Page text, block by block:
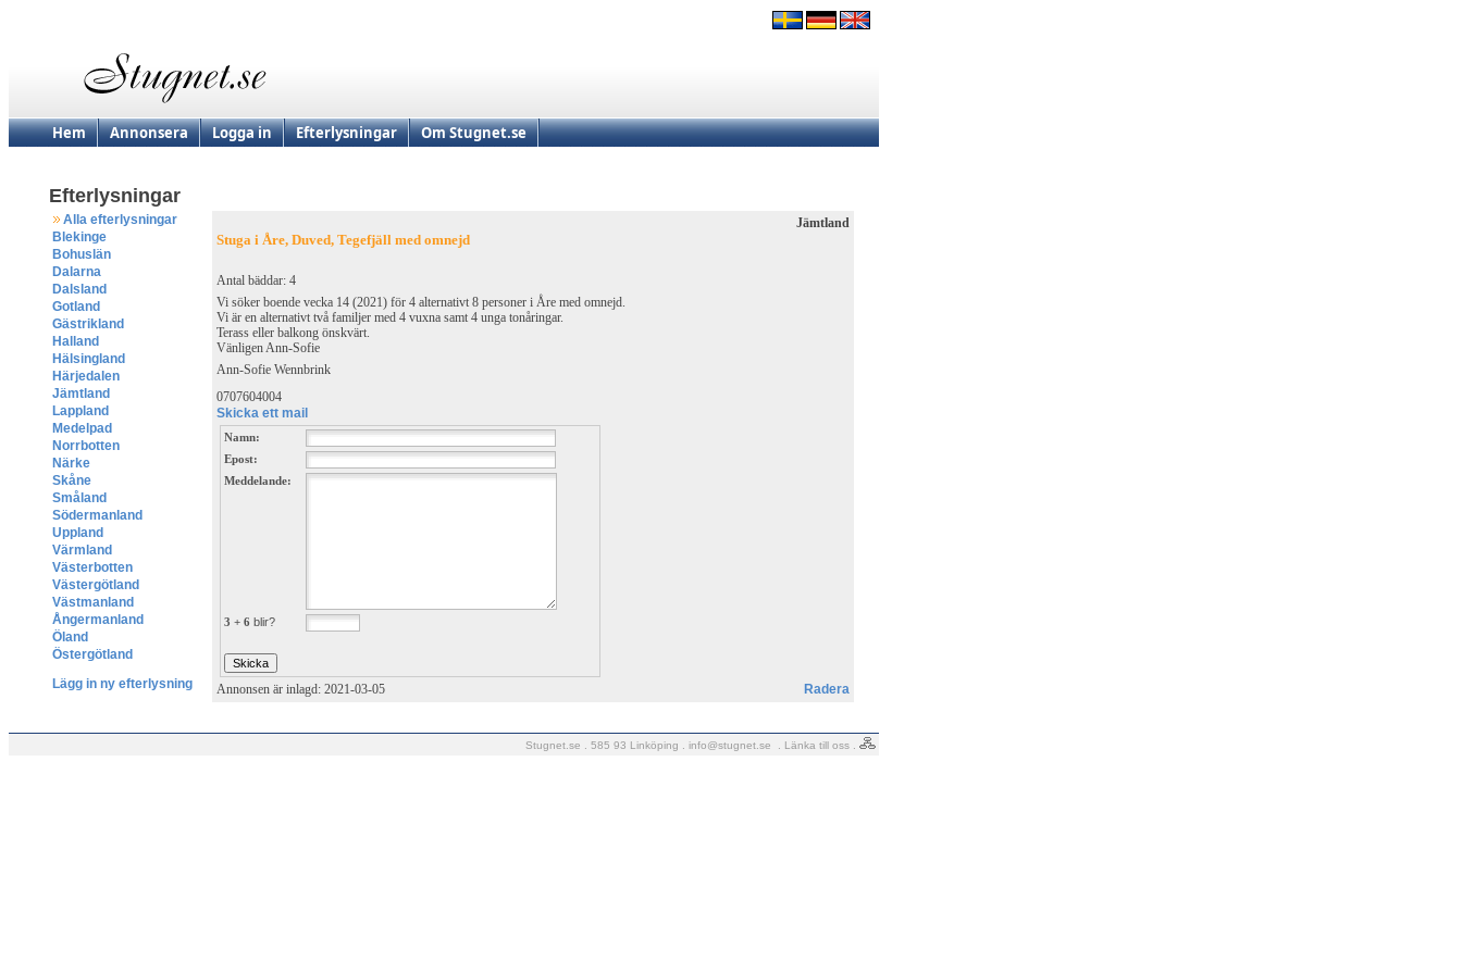
Hem Annonsera Logga in Efterlysningar Om Stugnet.se
Efterlysningar
Alla efterlysningar
Blekinge
Bohuslän
Dalarna
Dalsland
Gotland
Gästrikland
Halland
Hälsingland
Härjedalen
Jämtland
Lappland
Medelpad
Norrbotten
Närke
Skåne
Småland
Södermanland
Uppland
Värmland
Västerbotten
Västergötland
Västmanland
Ångermanland
Öland
Östergötland
Lägg in ny efterlysning
Stuga i Åre, Duved, Tegefjäll med omnejd
Antal bäddar: 4
Vi söker boende vecka 14 (2021) för 4 alternativt 8 personer i Åre med omnejd.
Vi är en alternativt två familjer med 4 vuxna samt 4 unga tonåringar.
Terass eller balkong önskvärt.
Vänligen Ann-Sofie
Ann-Sofie Wennbrink
0707604004
Skicka ett mail
Namn:
Epost:
Meddelande:
3 + 6 blir?
Jämtland
Annonsen är inlagd: 2021-03-05 Radera
Stugnet.se . 585 93 Linköping . info@stugnet.se Länka till oss